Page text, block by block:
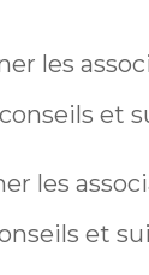
les
et
les
et